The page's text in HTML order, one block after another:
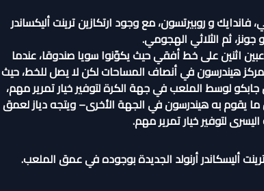
و روبيرتسون، مع وجود ارتكازين ترينت أليكساندر
جونز، ثم الثلاثي الهجومي.
الكرة، كل لاعبين اثنين على خط أفقي حيث يكوّنوا سويا صندوقا، عندما
هيندرسون في أنصاف المساحات لكن لا يصل للخط، حيث
لوسط الملعب في جهة الكرة لتوفير خيار تمرير مهم،
يقوم به هيندرسون في الجهة الأخرى– ويتجه دياز لعمق
لتوفير خيار تمرير مهم.
أليسكاندر أرنولد الجديدة بوجوده في عمق الملعب.